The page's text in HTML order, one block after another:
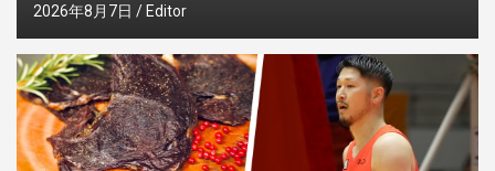
2026年8月7日 Editor